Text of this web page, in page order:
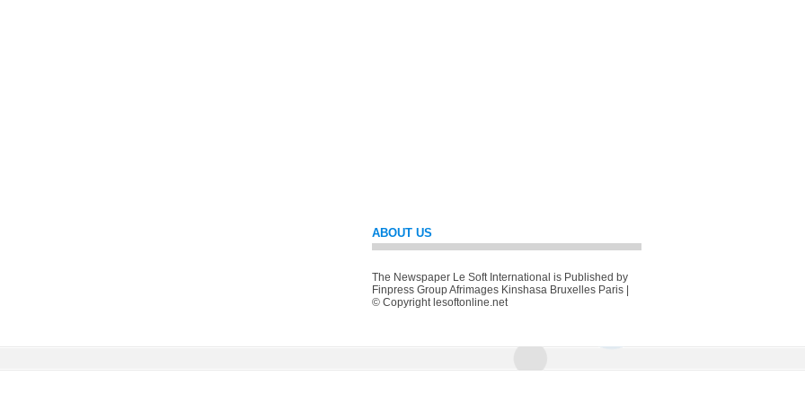
ABOUT US
The Newspaper Le Soft International is Published by
Finpress Group Afrimages Kinshasa Bruxelles Paris |
© Copyright lesoftonline.net